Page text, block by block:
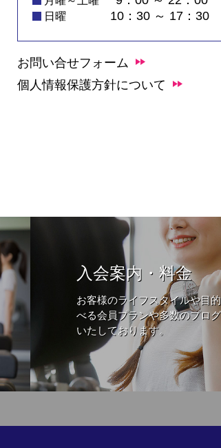
日曜 10：30 ～ 17：30
お問い合せフォーム
個人情報保護方針について
入会案内・料金
お客様のライフスタイルや目
べる会員プランや多数のプロ
いたしております。